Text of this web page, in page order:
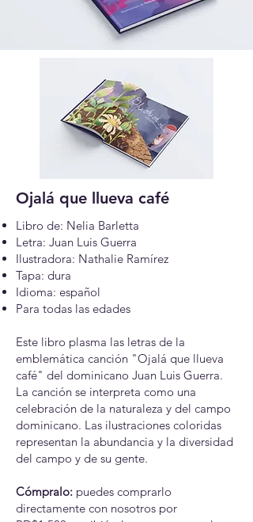
Ojalá que llueva café
Libro de: Nelia Barletta
Letra: Juan Luis Guerra
Ilustradora: Nathalie Ramírez
Tapa: dura
Idioma: español
Para todas las edades
Este libro plasma las letras de la
emblemática canción "Ojalá que llueva
café" del dominicano Juan Luis Guerra.
La canción se interpreta como una
celebración de la naturaleza y del campo
dominicano. Las ilustraciones coloridas
representan la abundancia y la diversidad
del campo y de su gente.
Cómpralo: puedes comprarlo
directamente con nosotros por